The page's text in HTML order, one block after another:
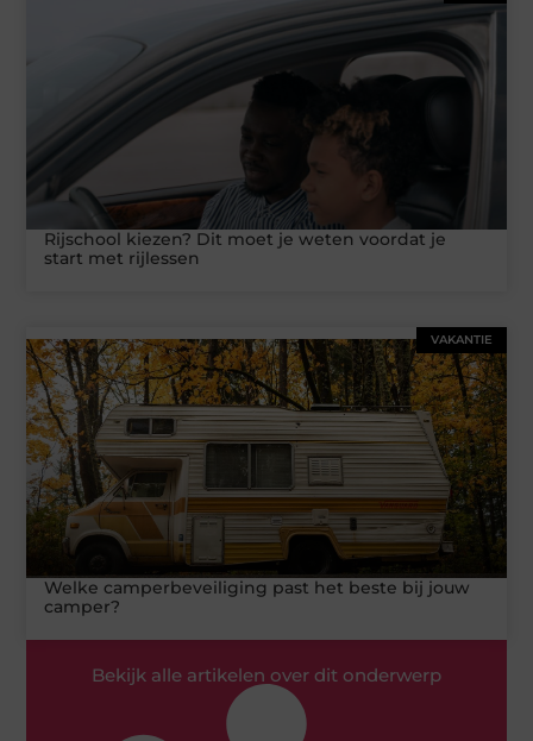
Rijschool kiezen? Dit moet je weten voordat je
start met rijlessen
VAKANTIE
Welke camperbeveiliging past het beste bij jouw
camper?
Bekijk alle artikelen over dit onderwerp